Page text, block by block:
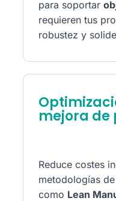
para soportar
requieren tus
robustez y
mejora de
Reduce costes
metodologías
como Lean